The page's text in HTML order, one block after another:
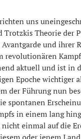
uns
Trotzkis Theorie der
und ihrer
revolutionären
aktuell und ist in
Epoche wichtiger
der Führung nun
spontanen
in einem lang
nicht einmal auf die
oder jenem